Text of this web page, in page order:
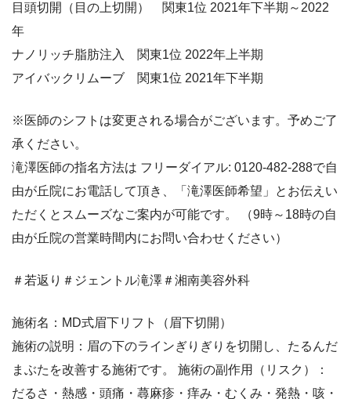
目頭切開（目の上切開） 関東1位 2021年下半期～2022
年
ナノリッチ脂肪注入 関東1位 2022年上半期
アイバックリムーブ 関東1位 2021年下半期
※医師のシフトは変更される場合がございます。予めご了
承ください。
滝澤医師の指名方法は フリーダイアル: 0120-482-288で自
由が丘院にお電話して頂き、「滝澤医師希望」とお伝えい
ただくとスムーズなご案内が可能です。 （9時～18時の自
由が丘院の営業時間内にお問い合わせください）
＃若返り＃ジェントル滝澤＃湘南美容外科
施術名：MD式眉下リフト（眉下切開）
施術の説明：眉の下のラインぎりぎりを切開し、たるんだ
まぶたを改善する施術です。 施術の副作用（リスク）：
だるさ・熱感・頭痛・蕁麻疹・痒み・むくみ・発熱・咳・